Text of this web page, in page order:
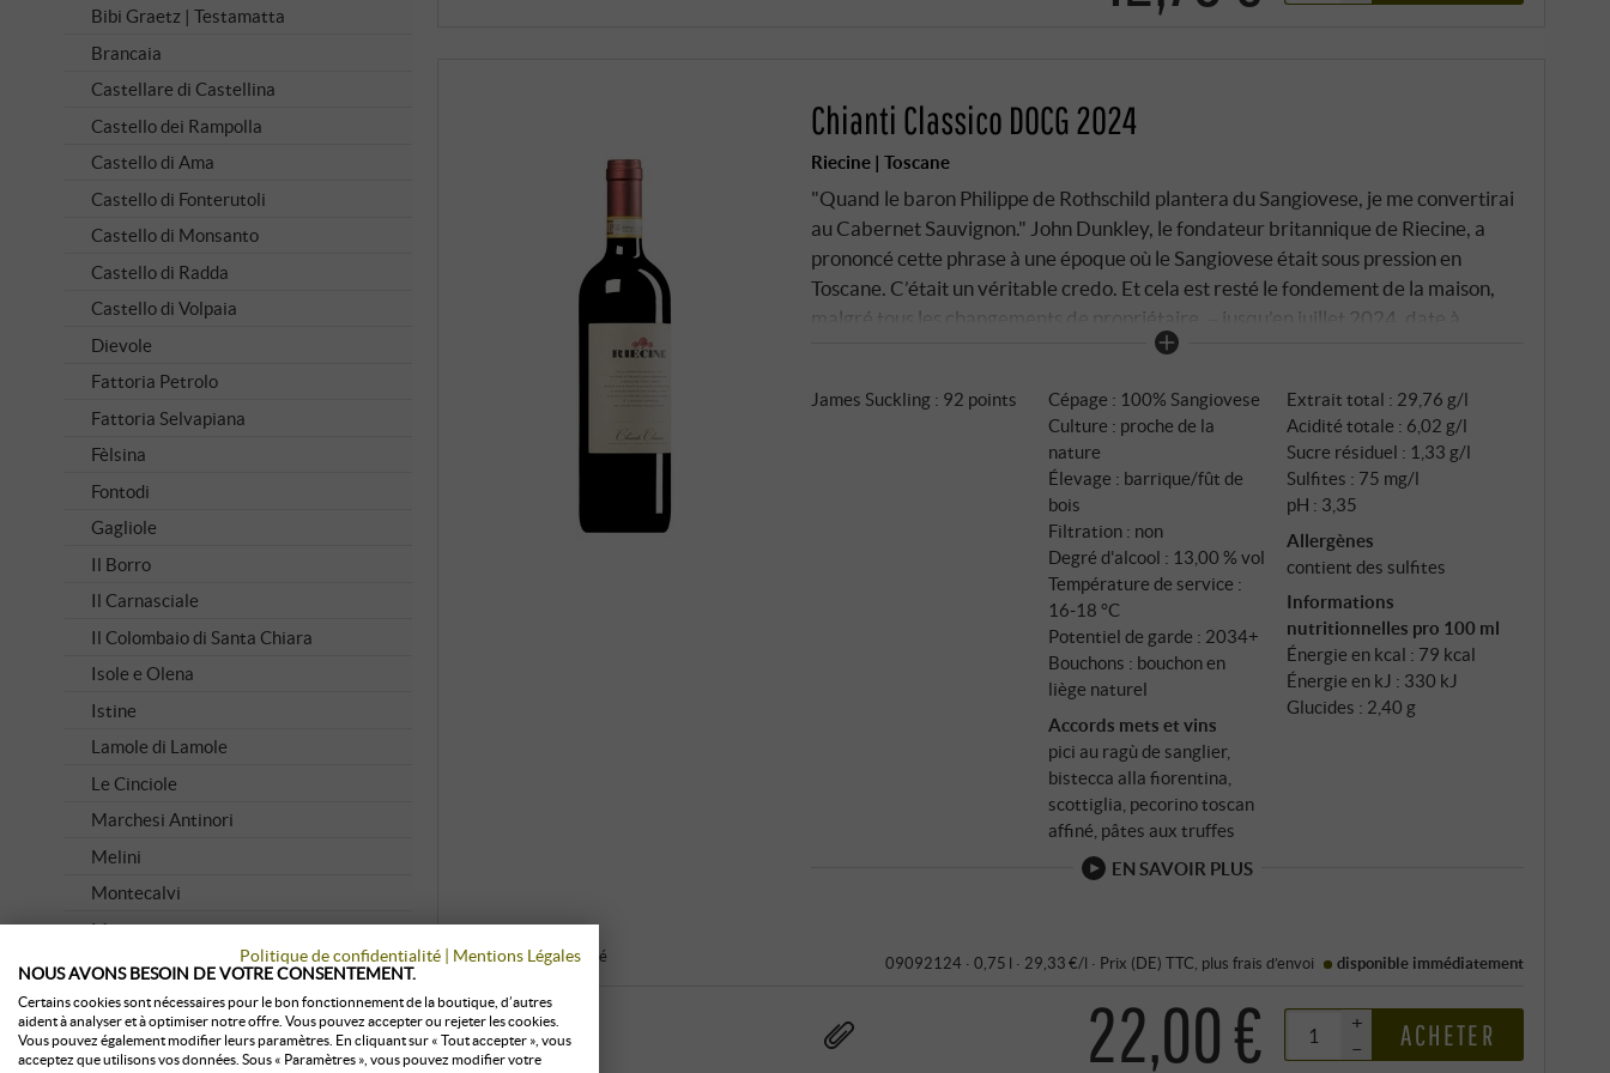
Chianti Classico DOCG 2024
Riecine | Toscane
"Quand le baron Philippe de Rothschild plantera du Sangiovese, je me convertirai
au Cabernet Sauvignon." John Dunkley, le fondateur britannique de Riecine, a
prononcé cette phrase à une époque où le Sangiovese était sous pression en
Toscane. C’était un véritable credo. Et cela est resté le fondement de la maison,
malgré tous les changements de propriétaire, – jusqu’en juillet 2024, date à
laquelle Alessandro Campatelli, maître de chai et directeur depuis 2016, a
James Suckling: 92 points
Cépage : 100% Sangiovese
Culture : proche de la
nature
Élevage : barrique/fût de
bois
Filtration : non
Degré d'alcool : 13,00 % vol
Température de service :
16‑18 °C
Potentiel de garde : 2034+
Bouchons : bouchon en
liège naturel
Accords mets et vins
pici au ragù de sanglier,
bistecca alla fiorentina,
scottiglia, pecorino toscan
affiné, pâtes aux truffes
Extrait total : 29,76 g/l
Acidité totale : 6,02 g/l
Sucre résiduel : 1,33 g/l
Sulfites : 75 mg/l
pH : 3,35
Allergènes
contient des sulfites
Informations
nutritionnelles pro 100 ml
Énergie en kcal : 79 kcal
Énergie en kJ : 330 kJ
Glucides : 2,40 g
EN SAVOIR PLUS
Stockage climatisé 09092124 · 0,75 l · 29,33 €/l · Prix (DE) TTC, plus frais d’envoi disponible immédiatement
22,00 €
+
–
ACHETER
Bibi Graetz | Testamatta
Brancaia
Castellare di Castellina
Castello dei Rampolla
Castello di Ama
Castello di Fonterutoli
Castello di Monsanto
Castello di Radda
Castello di Volpaia
Dievole
Fattoria Petrolo
Fattoria Selvapiana
Fèlsina
Fontodi
Gagliole
Il Borro
Il Carnasciale
Il Colombaio di Santa Chiara
Isole e Olena
Istine
Lamole di Lamole
Le Cinciole
Marchesi Antinori
Melini
Montecalvi
Montevertine
Piaggia
Poggio Bonelli
Querciabella
Politique de confidentialité | Mentions Légales
NOUS AVONS BESOIN DE VOTRE CONSENTEMENT.
Certains cookies sont nécessaires pour le bon fonctionnement de la boutique, d’autres
aident à analyser et à optimiser notre offre. Vous pouvez accepter ou rejeter les cookies.
Vous pouvez également modifier leurs paramètres. En cliquant sur « Tout accepter », vous
acceptez que utilisons vos données. Sous « Paramètres », vous pouvez modifier votre